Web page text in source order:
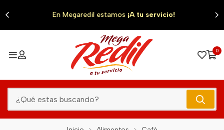
En Megaredil estamos ¡A tu servicio!
0